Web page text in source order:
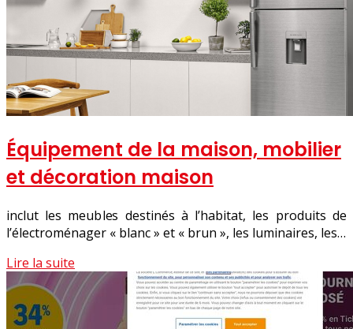
Équipement de la maison, mobilier
et décoration maison
inclut les meubles destinés à l’habitat, les produits de
l’électroménager « blanc » et « brun », les luminaires, les…
Lire la suite